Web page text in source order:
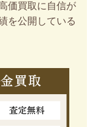
価買取に自信が
を公開している